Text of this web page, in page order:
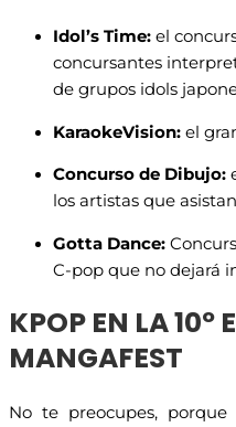
Idol’s Time: el
concursantes
de grupos idols
KaraokeVision: el
Concurso de Dibujo:
los artistas que
Gotta Dance:
C-pop que no dejará
KPOP EN LA 10º
MANGAFEST
No te preocupes,